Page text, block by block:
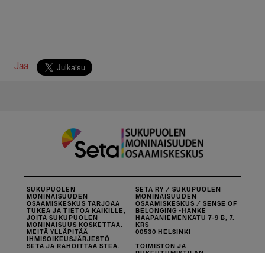
Jaa
SUKUPUOLEN
MONINAISUUDEN
OSAAMISKESKUS TARJOAA
TUKEA JA TIETOA KAIKILLE,
JOITA SUKUPUOLEN
MONINAISUUS KOSKETTAA.
MEITÄ YLLÄPITÄÄ
IHMISOIKEUSJÄRJESTÖ
SETA JA RAHOITTAA STEA.
SETA RY / SUKUPUOLEN
MONINAISUUDEN
OSAAMISKESKUS / SENSE OF
BELONGING -HANKE
HAAPANIEMENKATU 7-9 B, 7.
KRS
00530 HELSINKI
TOIMISTON JA